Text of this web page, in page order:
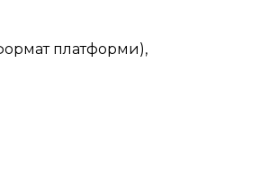
платформи),